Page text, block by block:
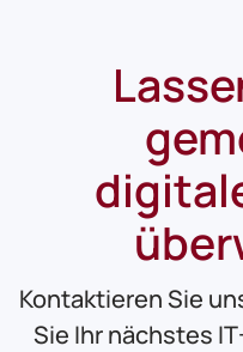
Kontaktieren Sie
Sie Ihr nächstes